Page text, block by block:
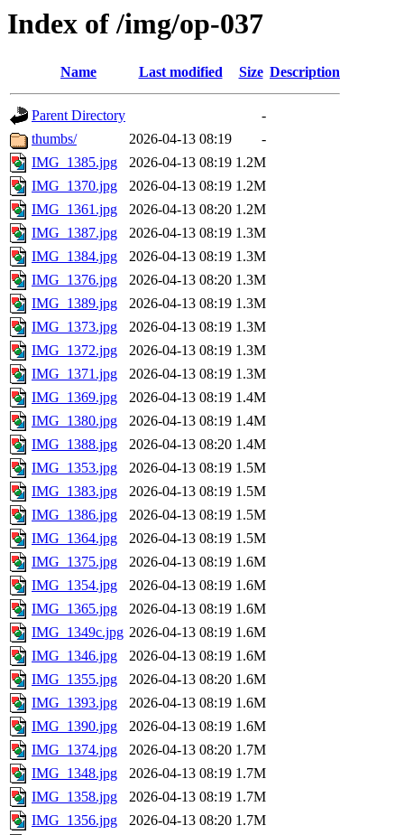
Index of /img/op-037
Name Last modified Size Description
Parent Directory
-
thumbs/
2026-04-13 08:19
-
IMG_1385.jpg
2026-04-13 08:19 1.2M
IMG_1370.jpg
2026-04-13 08:19 1.2M
IMG_1361.jpg
2026-04-13 08:20 1.2M
IMG_1387.jpg
2026-04-13 08:19 1.3M
IMG_1384.jpg
2026-04-13 08:19 1.3M
IMG_1376.jpg
2026-04-13 08:20 1.3M
IMG_1389.jpg
2026-04-13 08:19 1.3M
IMG_1373.jpg
2026-04-13 08:19 1.3M
IMG_1372.jpg
2026-04-13 08:19 1.3M
IMG_1371.jpg
2026-04-13 08:19 1.3M
IMG_1369.jpg
2026-04-13 08:19 1.4M
IMG_1380.jpg
2026-04-13 08:19 1.4M
IMG_1388.jpg
2026-04-13 08:20 1.4M
IMG_1353.jpg
2026-04-13 08:19 1.5M
IMG_1383.jpg
2026-04-13 08:19 1.5M
IMG_1386.jpg
2026-04-13 08:19 1.5M
IMG_1364.jpg
2026-04-13 08:19 1.5M
IMG_1375.jpg
2026-04-13 08:19 1.6M
IMG_1354.jpg
2026-04-13 08:19 1.6M
IMG_1365.jpg
2026-04-13 08:19 1.6M
IMG_1349c.jpg 2026-04-13 08:19 1.6M
IMG_1346.jpg
2026-04-13 08:19 1.6M
IMG_1355.jpg
2026-04-13 08:20 1.6M
IMG_1393.jpg
2026-04-13 08:19 1.6M
IMG_1390.jpg
2026-04-13 08:19 1.6M
IMG_1374.jpg
2026-04-13 08:20 1.7M
IMG_1348.jpg
2026-04-13 08:19 1.7M
IMG_1358.jpg
2026-04-13 08:19 1.7M
IMG_1356.jpg
2026-04-13 08:20 1.7M